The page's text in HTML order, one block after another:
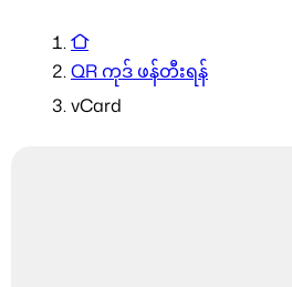
QR ကုဒ် ဖန်တီးရန်
vCard